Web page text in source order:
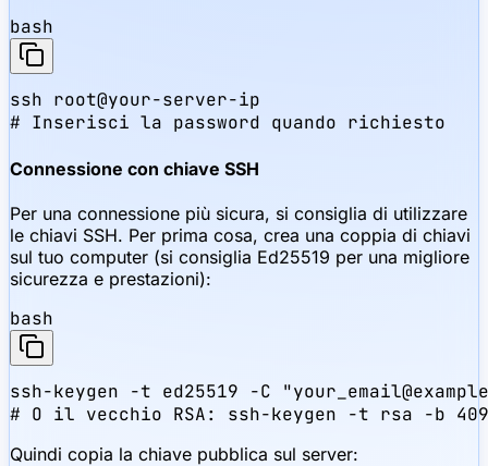
bash
ssh root@your-server-ip
# Inserisci la password quando richiesto
Connessione con chiave SSH
Per una connessione più sicura, si consiglia di utilizzare
le chiavi SSH. Per prima cosa, crea una coppia di chiavi
sul tuo computer (si consiglia Ed25519 per una migliore
sicurezza e prestazioni):
bash
ssh-keygen -t ed25519 -C
# O il vecchio RSA: ssh-keygen -t rsa -b
Quindi copia la chiave pubblica sul server: